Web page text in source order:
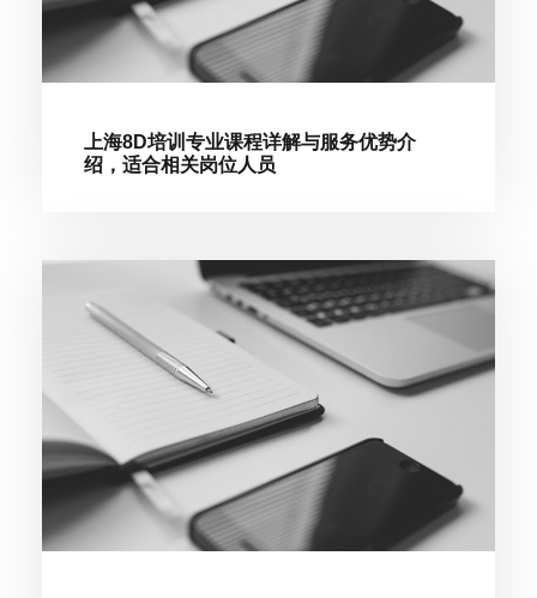
上海8D培训专业课程详解与服务优势介
绍，适合相关岗位人员